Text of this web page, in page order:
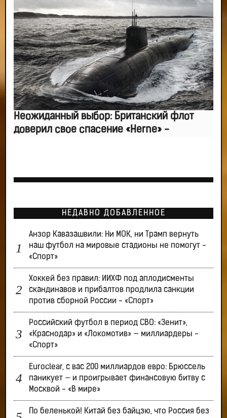
Неожиданный выбор: Британский флот
доверил свое спасение «Herne» -
НЕДАВНО ДОБАВЛЕННОЕ
Анзор Кавазашвили: Ни МОК, ни Трамп вернуть
наш футбол на мировые стадионы не помогут -
«Спорт»
Хоккей без правил: ИИХФ под аплодисменты
скандинавов и прибалтов продлила санкции
против сборной России - «Спорт»
Российский футбол в период СВО: «Зенит»,
«Краснодар» и «Локомотив» — миллиардеры -
«Спорт»
Euroclear, с вас 200 миллиардов евро: Брюссель
паникует — и проигрывает финансовую битву с
Москвой - «В мире»
По беленькой! Китай без байцзю, что Россия без